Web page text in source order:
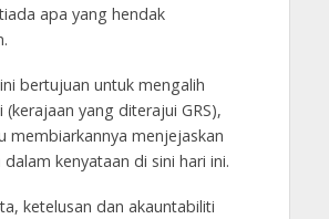
apa yang hendak
bertujuan untuk mengalih
yang diterajui GRS),
membiarkannya menjejaskan
dalam kenyataan di sini hari ini.
ketelusan dan akauntabiliti